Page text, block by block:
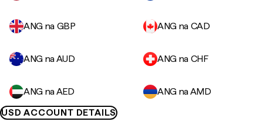
ANG na GBP ANG na CAD
ANG na AUD ANG na CHF
ANG na AED
ANG na AMD
USD ACCOUNT DETAILS